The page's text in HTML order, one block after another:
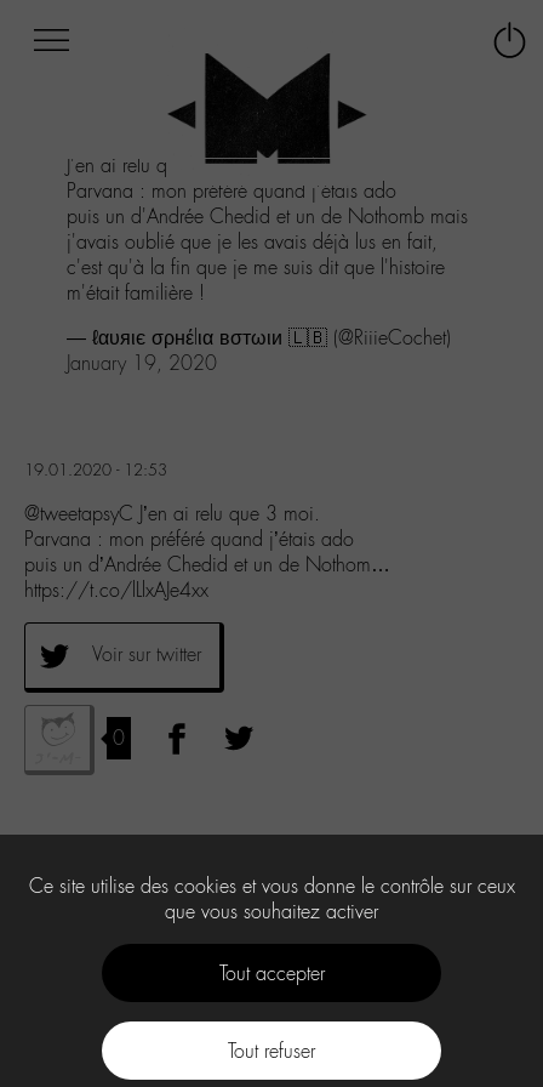
au
menu
Aller
contenu
Aller
recherche
J'en ai relu que 3 moi.
Parvana : mon préféré quand j'étais ado
puis un d'Andrée Chedid et un de Nothomb mais
j'avais oublié que je les avais déjà lus en fait,
c'est qu'à la fin que je me suis dit que l'histoire
m'était familière !
— ℓαυяιє σρнέlια вσтωιи 🇱🇧 (@RiiieCochet)
January 19, 2020
19.01.2020 - 12:53
@tweetapsyC J’en ai relu que 3 moi.
Parvana : mon préféré quand j’étais ado
puis un d’Andrée Chedid et un de Nothom…
https://t.co/lLlxAJe4xx
Voir sur twitter
0
Ce site utilise des cookies et vous donne le contrôle sur ceux
que vous souhaitez activer
Tout accepter
Tout refuser